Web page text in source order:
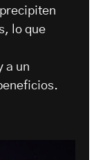
lo que
a un